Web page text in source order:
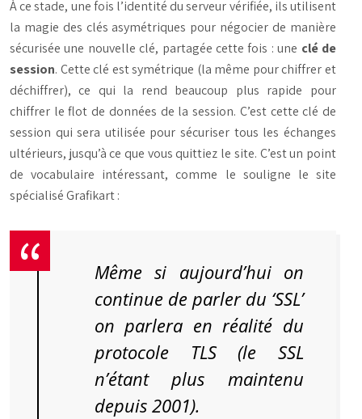
À ce stade, une fois l’identité du serveur vérifiée, ils utilisent
la magie des clés asymétriques pour négocier de manière
sécurisée une nouvelle clé, partagée cette fois : une clé de
session. Cette clé est symétrique (la même pour chiffrer et
déchiffrer), ce qui la rend beaucoup plus rapide pour
chiffrer le flot de données de la session. C’est cette clé de
session qui sera utilisée pour sécuriser tous les échanges
ultérieurs, jusqu’à ce que vous quittiez le site. C’est un point
de vocabulaire intéressant, comme le souligne le site
spécialisé Grafikart :
Même si aujourd’hui on
continue de parler du ‘SSL’
on parlera en réalité du
protocole TLS (le SSL
n’étant plus maintenu
depuis 2001).